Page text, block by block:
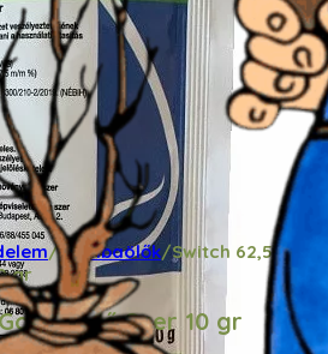
/Gombaölők/Switch 62,5
gr
Szer 10 gr